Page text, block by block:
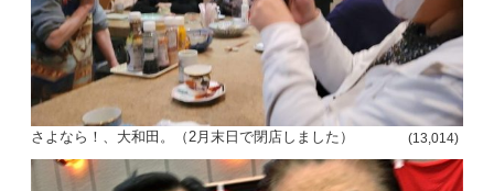
さよなら！、大和田。（2月末日で閉店しました） (13,014)